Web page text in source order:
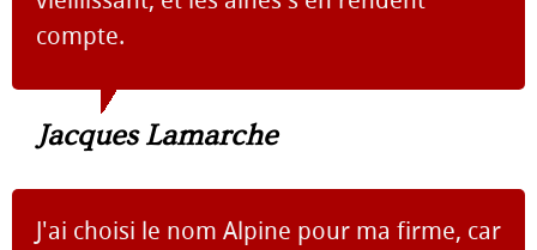
compte.
Jacques Lamarche
J'ai choisi le nom Alpine pour ma firme, car